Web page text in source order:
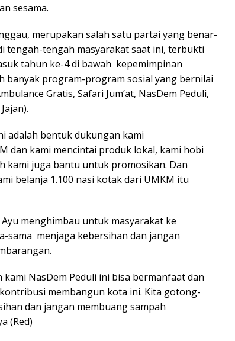
sesama.
merupakan salah satu partai yang benar-
tengah-tengah masyarakat saat ini, terbukti
tahun ke-4 di bawah kepemimpinan
banyak program-program sosial yang bernilai
Gratis, Safari Jum’at, NasDem Peduli,
adalah bentuk dukungan kami
dan kami mencintai produk lokal, kami hobi
kami juga bantu untuk promosikan. Dan
belanja 1.100 nasi kotak dari UMKM itu
menghimbau untuk masyarakat ke
sama menjaga kebersihan dan jangan
kami NasDem Peduli ini bisa bermanfaat dan
membangun kota ini. Kita gotong-
dan jangan membuang sampah
(Red)